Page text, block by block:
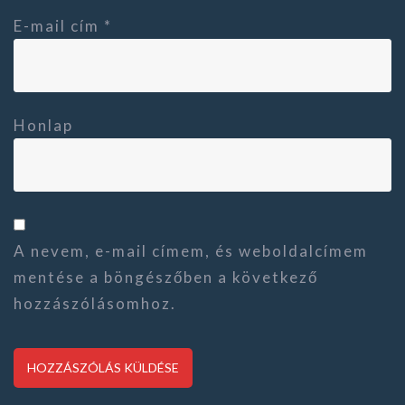
E-mail cím *
Honlap
A nevem, e-mail címem, és weboldalcímem
mentése a böngészőben a következő
hozzászólásomhoz.